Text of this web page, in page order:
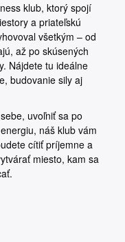
klub, ktorý spojí
a priateľskú
všetkým – od
až po skúsených
Nájdete tu ideálne
budovanie sily aj
uvoľniť sa po
náš klub vám
cítiť príjemne a
miesto, kam sa